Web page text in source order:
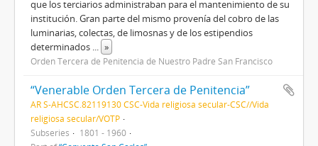
que los terciarios administraban para el mantenimiento de su
institución. Gran parte del mismo provenía del cobro de las
luminarias, colectas, de limosnas y de los estipendios
determinados ... »
Orden Tercera de Penitencia de Nuestro Padre San Francisco
“Venerable Orden Tercera de Penitencia”
AR S-AHCSC.82119130 CSC-Vida religiosa secular-CSC//Vida
religiosa secular/VOTP
Subseries
1801 - 1960